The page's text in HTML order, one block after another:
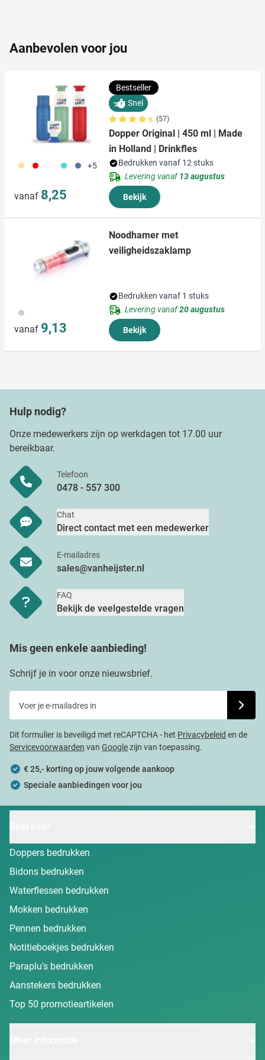
verzameld op basis van uw gebruik van hun services.
Aanbevolen voor jou
694 696 697 852 698 +5
vanaf 8,25
Bestseller
Snel
(57)
Dopper Original | 450 ml | Made
in Holland | Drinkfles
Bedrukken vanaf 12 stuks
Levering vanaf13 augustus
Bekijk
032
vanaf 9,13
Noodhamer met
veiligheidszaklamp
Bedrukken vanaf 1 stuks
Levering vanaf20 augustus
Bekijk
Hulp nodig?
Onze medewerkers zijn op werkdagen tot 17.00 uur
bereikbaar.
Telefoon
0478 - 557 300
Chat
Direct contact met een medewerker
E-mailadres
sales@vanheijster.nl
FAQ
Bekijk de veelgestelde vragen
Mis geen enkele aanbieding!
Schrijf je in voor onze nieuwsbrief.
Dit formulier is beveiligd met reCAPTCHA - het Privacybeleid en de
Servicevoorwaarden van Googlezijn van toepassing.
€ 25,- korting op jouw volgende aankoop
Speciale aanbiedingen voor jou
Doppers bedrukken
Bidons bedrukken
Waterflessen bedrukken
Mokken bedrukken
Pennen bedrukken
Notitieboekjes bedrukken
Paraplu's bedrukken
Aanstekers bedrukken
Top 50 promotieartikelen